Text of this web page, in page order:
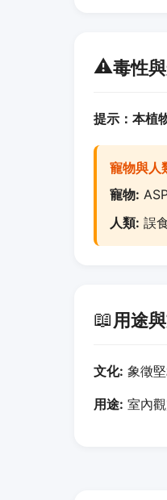
⚠️毒性
提示：本植
寵物與人
寵物:
人類: 誤
📖用途
文化: 象徵
用途: 室內